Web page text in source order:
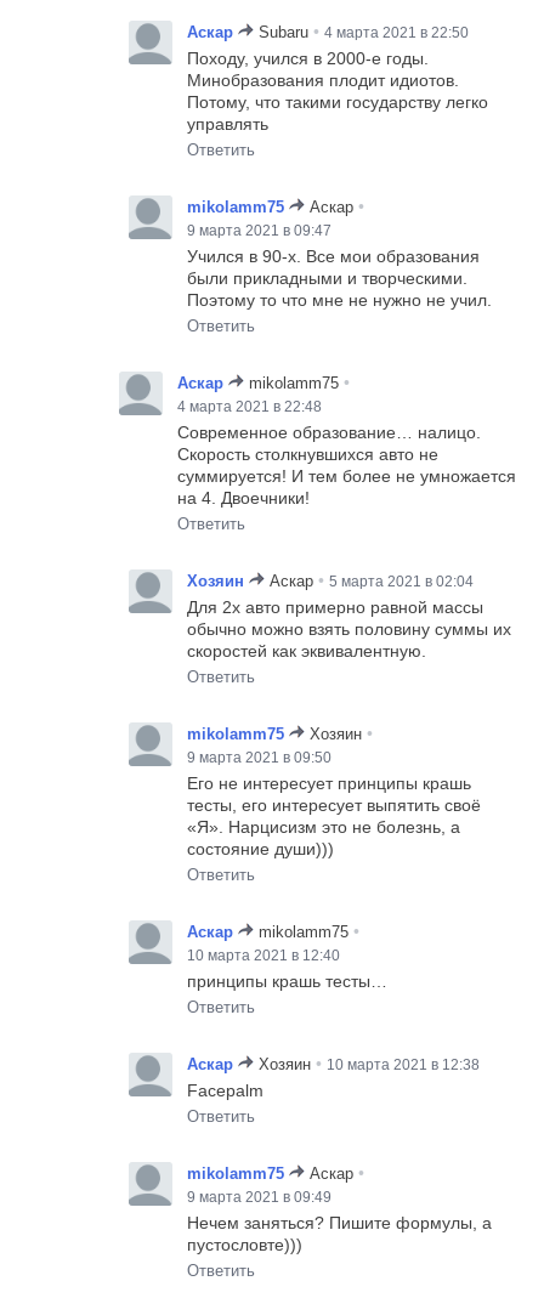
Аскар Subaru • 4 марта 2021 в 22:50
Походу, учился в 2000-е годы.
Минобразования плодит идиотов.
Потому, что такими государству легко
управлять
Ответить
mikolamm75 Аскар •
9 марта 2021 в 09:47
Учился в 90-х. Все мои образования
были прикладными и творческими.
Поэтому то что мне не нужно не учил.
Ответить
Аскар mikolamm75 •
4 марта 2021 в 22:48
Современное образование… налицо.
Скорость столкнувшихся авто не
суммируется! И тем более не умножается
на 4. Двоечники!
Ответить
Хозяин Аскар • 5 марта 2021 в 02:04
Для 2х авто примерно равной массы
обычно можно взять половину суммы их
скоростей как эквивалентную.
Ответить
mikolamm75 Хозяин •
9 марта 2021 в 09:50
Его не интересует принципы крашь
тесты, его интересует выпятить своё
«Я». Нарцисизм это не болезнь, а
состояние души)))
Ответить
Аскар mikolamm75 •
10 марта 2021 в 12:40
принципы крашь тесты…
Ответить
Аскар Хозяин • 10 марта 2021 в 12:38
Facepalm
Ответить
mikolamm75 Аскар •
9 марта 2021 в 09:49
Нечем заняться? Пишите формулы, а
пустословте)))
Ответить